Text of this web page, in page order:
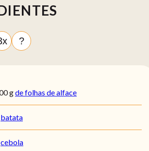
?
gde folhas de alface
batata
cebola